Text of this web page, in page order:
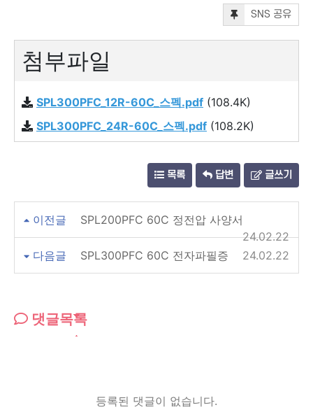
SNS 공유
첨부파일
SPL300PFC_12R-60C_스펙.pdf (108.4K)
SPL300PFC_24R-60C_스펙.pdf (108.2K)
목록 답변 글쓰기
이전글
SPL200PFC 60C 정전압 사양서
24.02.22
다음글
SPL300PFC 60C 전자파필증 24.02.22
댓글목록
등록된 댓글이 없습니다.